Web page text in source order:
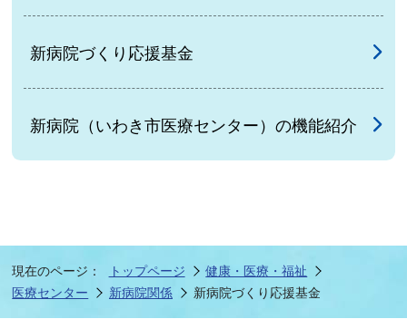
新病院づくり応援基金
新病院（いわき市医療センター）の機能紹介
現在のページ： トップページ
健康・医療・福祉
医療センター
新病院関係 新病院づくり応援基金